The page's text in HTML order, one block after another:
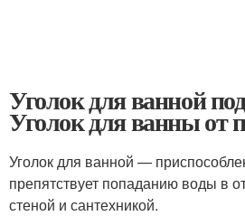
Уголок для ванной
Уголок для ванны от
Уголок для ванной —
препятствует попаданию воды в
стеной и сантехникой.